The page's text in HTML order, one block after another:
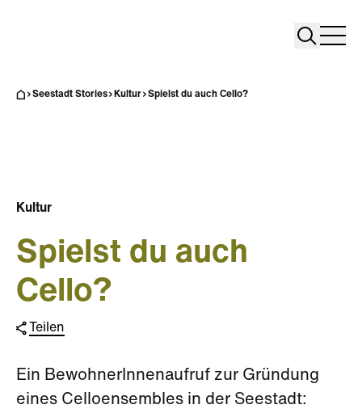
Search
Seestadt Stories Kultur Spielst du auch Cello?
Kultur
Spielst du auch
Cello?
Teilen
Ein BewohnerInnenaufruf zur Gründung
eines Celloensembles in der Seestadt: